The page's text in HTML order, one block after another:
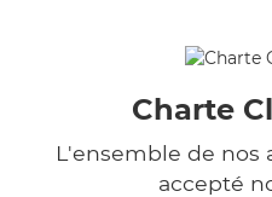
Charte
L'ensemble de nos
accepté